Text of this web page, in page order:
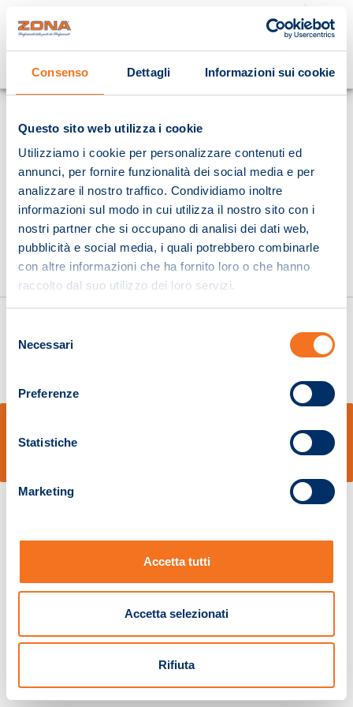
Consenso Dettagli Informazioni sui cookie
Questo sito web utilizza i cookie
Utilizziamo i cookie per personalizzare contenuti ed
annunci, per fornire funzionalità dei social media e per
analizzare il nostro traffico. Condividiamo inoltre
informazioni sul modo in cui utilizza il nostro sito con i
nostri partner che si occupano di analisi dei dati web,
pubblicità e social media, i quali potrebbero combinarle
con altre informazioni che ha fornito loro o che hanno
raccolto dal suo utilizzo dei loro servizi.
delNecessari
Preferenze
Statistiche
Marketing
Accetta tutti
Accetta selezionati
Rifiuta
Cosa stai cercando?
Pistoia 01680210505 – R.E.A. n.155974 - Cap.Soc. € 2.000.000,00 i.v. La
Società adotta il Codice Etico D.lgs. 231/01